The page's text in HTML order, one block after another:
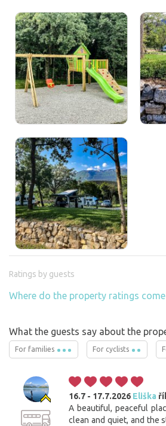
Ratings by guests
Where do the property ratings
What the guests say about the
For families For cyclists
16.7 - 17.7.2026 Eliška
A beautiful, peaceful
clean and quiet, and the